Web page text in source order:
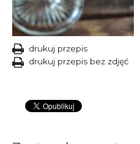
drukuj przepis
drukuj przepis bez zdjęć